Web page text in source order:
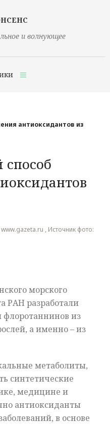
и волнующее
антиоксидантов из
, Источник фото:
морского
РАН разработали
флоротаннинов из
а именно – из
метаболиты,
синтетические
медицине и
антиоксиданты
в основе